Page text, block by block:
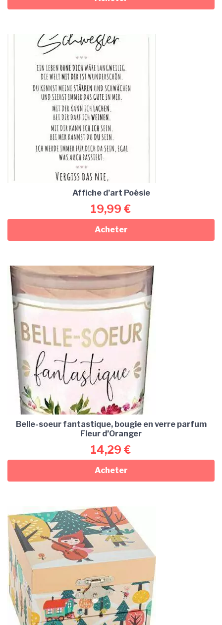
Affiche d’art Poésie
19,99 €
Acheter
Belle-soeur fantastique, bougie en verre parfum
Fleur d’Oranger
14,29 €
Acheter